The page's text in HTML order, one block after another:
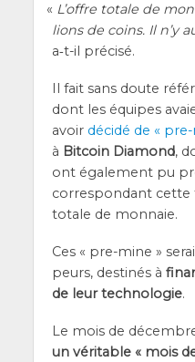
« L’offre totale de
lions de coins. Il n’y
a‑t-il précisé.
Il fait sans doute
dont les équipes
avoir déci­dé de «
à Bit­coin Dia­mond,
ont éga­le­ment pu
cor­res­pon­dant cette
totale de monnaie.
Ces « pre-mine »
peurs, des­ti­nés à
de leur tech­no­lo­gie.
Le mois de
un véri­table « mois